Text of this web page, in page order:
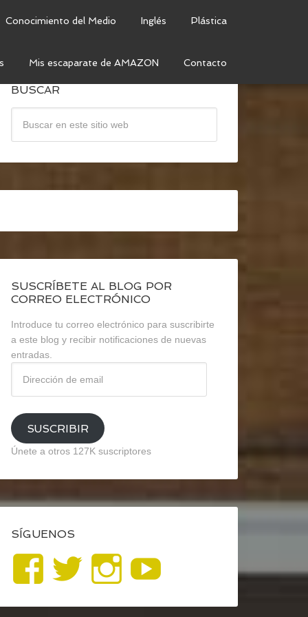
Conocimiento del Medio Inglés Plástica
Mis escaparate de AMAZON Contacto
BUSCAR
SUSCRÍBETE AL BLOG POR
CORREO ELECTRÓNICO
Introduce tu correo electrónico para suscribirte
a este blog y recibir notificaciones de nuevas
entradas.
email
SUSCRIBIR
Únete a otros 127K suscriptores
SÍGUENOS
Ver
perfil
Ver
perfil
Ver
perfil
YouTube